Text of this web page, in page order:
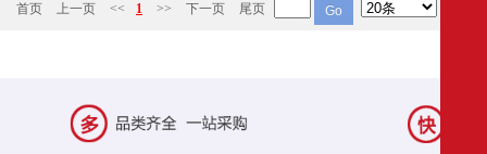
首页 上一页 << 1 >> 下一页 尾页